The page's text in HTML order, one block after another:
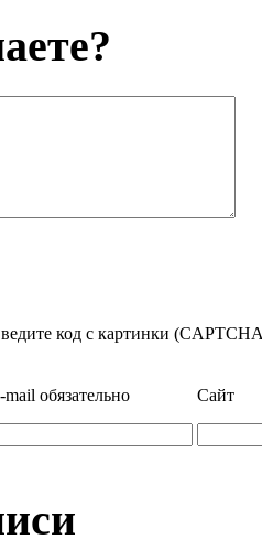
код с картинки
mail обязательно Сайт